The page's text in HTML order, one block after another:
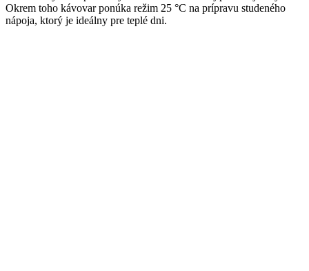
Okrem toho kávovar ponúka režim 25 °C na prípravu studeného
nápoja, ktorý je ideálny pre teplé dni.